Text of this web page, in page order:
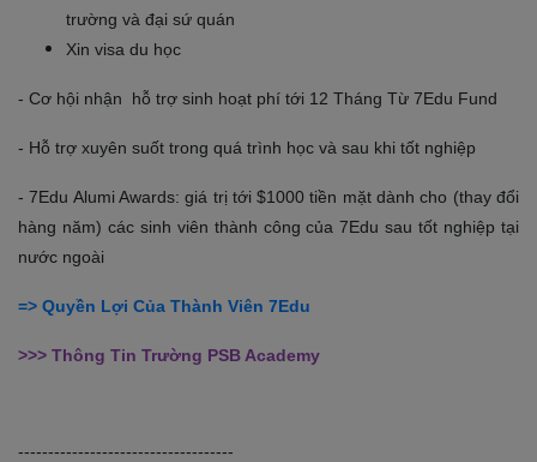
trường và đại sứ quán
Xin visa du học
- Cơ hội nhận hỗ trợ sinh hoạt phí tới 12 Tháng Từ 7Edu Fund
- Hỗ trợ xuyên suốt trong quá trình học và sau khi tốt nghiệp
- 7Edu Alumi Awards: giá trị tới $1000 tiền mặt dành cho (thay đổi
hàng năm) các sinh viên thành công của 7Edu sau tốt nghiệp tại
nước ngoài
=> Quyền Lợi Của Thành Viên 7Edu
>>> Thông Tin Trường PSB Academy
------------------------------------